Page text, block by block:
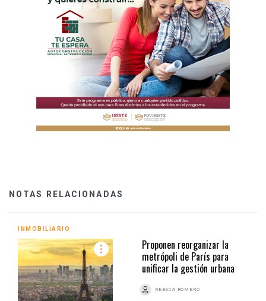
NOTAS RELACIONADAS
INMOBILIARIO
Proponen reorganizar la
metrópoli de París para
unificar la gestión urbana
REBECA ROMERO